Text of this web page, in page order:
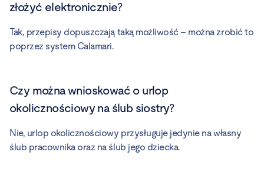
złożyć elektronicznie?
Tak, przepisy dopuszczają taką możliwość – można zrobić to
poprzez system Calamari.
Czy można wnioskować o urlop
okolicznościowy na ślub siostry?
Nie, urlop okolicznościowy przysługuje jedynie na własny
ślub pracownika oraz na ślub jego dziecka.